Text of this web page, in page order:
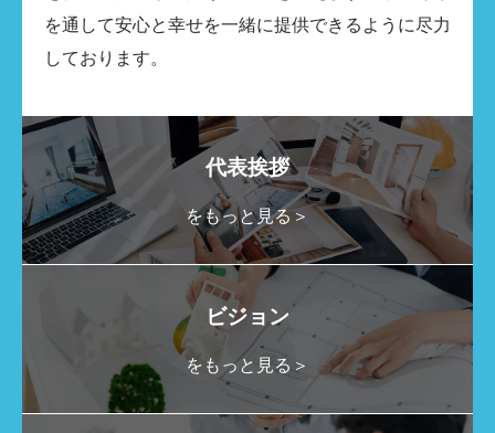
を通して安心と幸せを一緒に提供できるように尽力
しております。
代表挨拶
をもっと見る＞
ビジョン
をもっと見る＞